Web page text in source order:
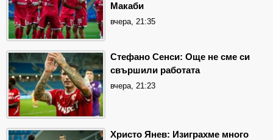
Макаби
вчера, 21:35
Стефано Сенси: Още не сме си
свършили работата
вчера, 21:23
Христо Янев: Изиграхме много